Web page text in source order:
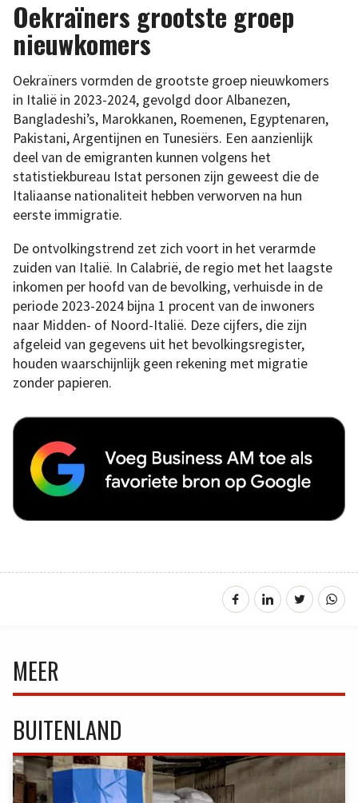
Oekraïners grootste groep
nieuwkomers
Oekraïners vormden de grootste groep nieuwkomers
in Italië in 2023-2024, gevolgd door Albanezen,
Bangladeshi’s, Marokkanen, Roemenen, Egyptenaren,
Pakistani, Argentijnen en Tunesiërs. Een aanzienlijk
deel van de emigranten kunnen volgens het
statistiekbureau Istat personen zijn geweest die de
Italiaanse nationaliteit hebben verworven na hun
eerste immigratie.
De ontvolkingstrend zet zich voort in het verarmde
zuiden van Italië. In Calabrië, de regio met het laagste
inkomen per hoofd van de bevolking, verhuisde in de
periode 2023-2024 bijna 1 procent van de inwoners
naar Midden- of Noord-Italië. Deze cijfers, die zijn
afgeleid van gegevens uit het bevolkingsregister,
houden waarschijnlijk geen rekening met migratie
zonder papieren.
MEER
BUITENLAND